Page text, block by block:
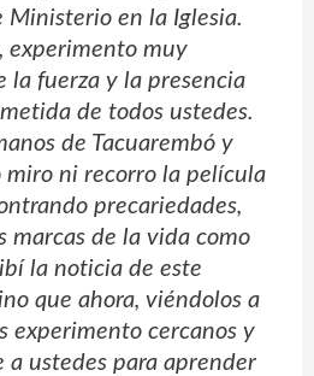
Ministerio en la Iglesia.
experimento muy
la fuerza y la presencia
de todos ustedes.
de Tacuarembó y
miro ni recorro la película
precariedades,
marcas de la vida como
la noticia de este
que ahora, viéndolos a
experimento cercanos y
a ustedes para aprender